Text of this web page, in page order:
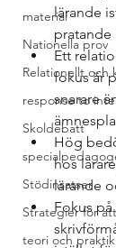
material
Nationella prov
Relationellt och
response to
Skoldebatt
Stödinsatser
Strategier för
teori och praktik
lärande
Ett
fokus är
snarare
Hög
hos
lärande
Fokus